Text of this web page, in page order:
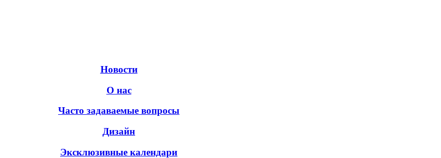
Новости
О нас
Часто задаваемые вопросы
Дизайн
Эксклюзивные календари